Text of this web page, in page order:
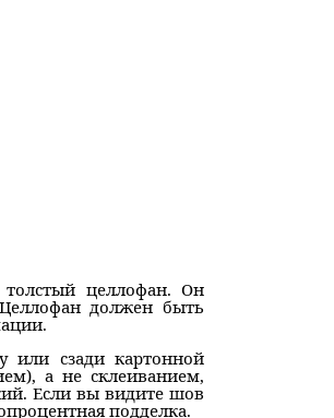
целлофан. Он
должен быть
или сзади картонной
а не склеиванием,
Если вы видите шов
подделка.